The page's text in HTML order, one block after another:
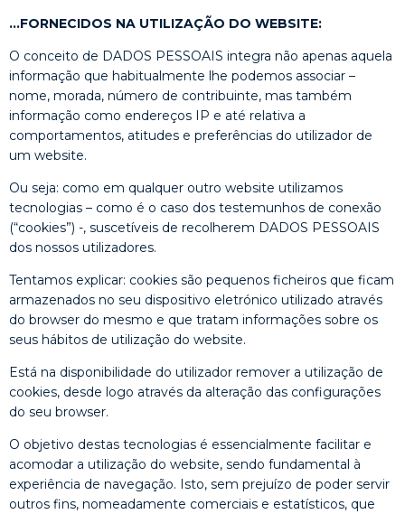
…FORNECIDOS NA UTILIZAÇÃO DO WEBSITE:
O conceito de DADOS PESSOAIS integra não apenas aquela
informação que habitualmente lhe podemos associar –
nome, morada, número de contribuinte, mas também
informação como endereços IP e até relativa a
comportamentos, atitudes e preferências do utilizador de
um website.
Ou seja: como em qualquer outro website utilizamos
tecnologias – como é o caso dos testemunhos de conexão
(“cookies”) -, suscetíveis de recolherem DADOS PESSOAIS
dos nossos utilizadores.
Tentamos explicar: cookies são pequenos ficheiros que ficam
armazenados no seu dispositivo eletrónico utilizado através
do browser do mesmo e que tratam informações sobre os
seus hábitos de utilização do website.
Está na disponibilidade do utilizador remover a utilização de
cookies, desde logo através da alteração das configurações
do seu browser.
O objetivo destas tecnologias é essencialmente facilitar e
acomodar a utilização do website, sendo fundamental à
experiência de navegação. Isto, sem prejuízo de poder servir
outros fins, nomeadamente comerciais e estatísticos, que